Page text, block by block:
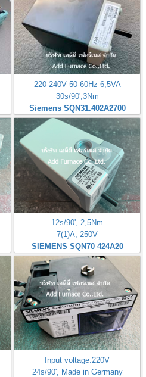
220-240V 50-60Hz 6,5VA
30s/90',3Nm
Siemens SQN31.402A2700
12s/90', 2,5Nm
7(1)A, 250V
SIEMENS SQN70 424A20
Input voltage:220V
24s/90', Made in Germany